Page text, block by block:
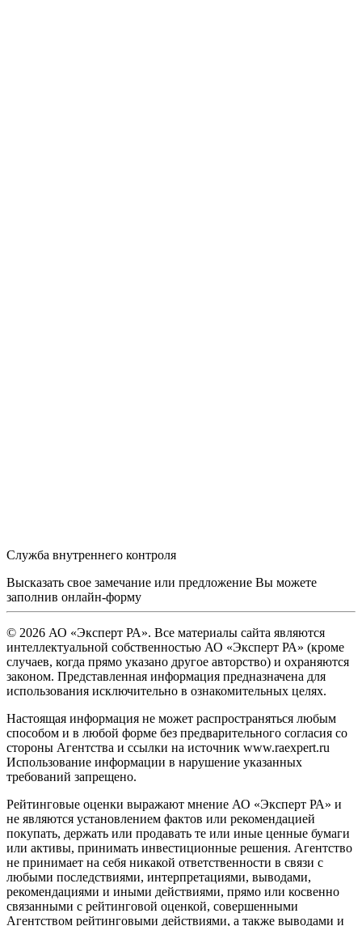
Служба внутреннего контроля
Высказать свое замечание или предложение Вы можете
заполнив онлайн-форму
© 2026 АО «Эксперт РА». Все материалы сайта являются
интеллектуальной собственностью АО «Эксперт РА» (кроме
случаев, когда прямо указано другое авторство) и охраняются
законом. Представленная информация предназначена для
использования исключительно в ознакомительных целях.
Настоящая информация не может распространяться любым
способом и в любой форме без предварительного согласия со
стороны Агентства и ссылки на источник www.raexpert.ru
Использование информации в нарушение указанных
требований запрещено.
Рейтинговые оценки выражают мнение АО «Эксперт РА» и
не являются установлением фактов или рекомендацией
покупать, держать или продавать те или иные ценные бумаги
или активы, принимать инвестиционные решения. Агентство
не принимает на себя никакой ответственности в связи с
любыми последствиями, интерпретациями, выводами,
рекомендациями и иными действиями, прямо или косвенно
связанными с рейтинговой оценкой, совершенными
Агентством рейтинговыми действиями, а также выводами и